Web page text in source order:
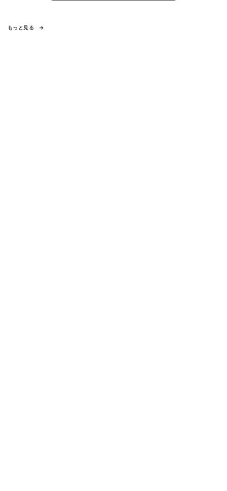
もっと見る